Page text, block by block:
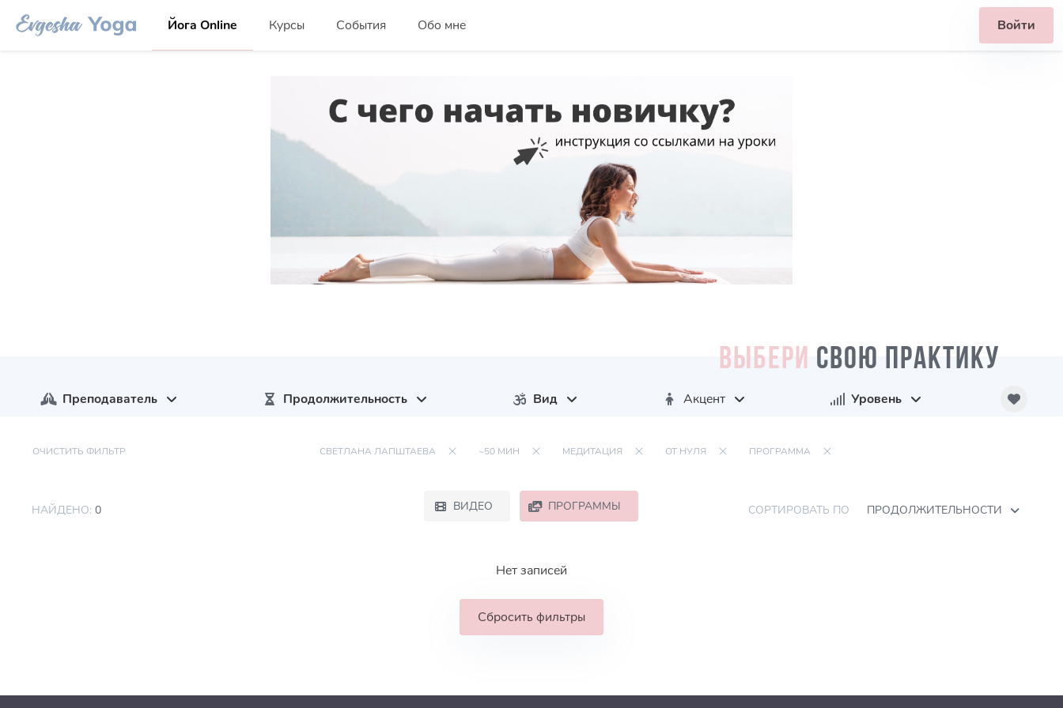
Йога Online Курсы События Обо мне Войти
ВЫБЕРИ СВОЮ ПРАКТИКУ
Преподаватель Продолжительность Вид Акцент Уровень
ОЧИСТИТЬ ФИЛЬТР СВЕТЛАНА ЛАПШТАЕВА ~50 МИН МЕДИТАЦИЯ ОТ НУЛЯ ПРОГРАММА
НАЙДЕНО: 0 ВИДЕО ПРОГРАММЫ СОРТИРОВАТЬ ПО ПРОДОЛЖИТЕЛЬНОСТИ
Нет записей
Сбросить фильтры